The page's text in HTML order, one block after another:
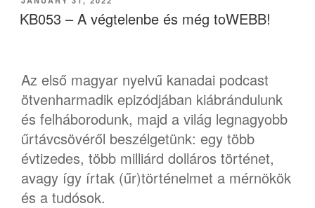
ON
KB053 – A végtelenbe és még toWEBB!
Az első magyar nyelvű kanadai podcast
ötvenharmadik epizódjában kiábrándulunk
és felháborodunk, majd a világ legnagyobb
űrtávcsövéről beszélgetünk: egy több
évtizedes, több milliárd dolláros történet,
avagy így írtak (űr)történelmet a mérnökök
és a tudósok.